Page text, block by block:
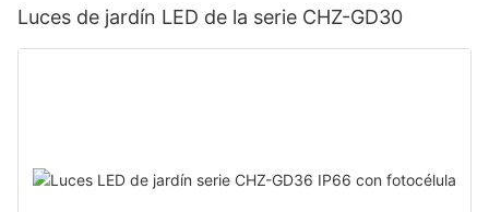
Luces de jardín LED de la serie CHZ-GD30